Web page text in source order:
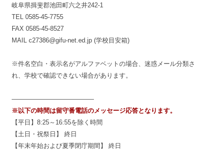
岐阜県揖斐郡池田町六之井242-1
TEL 0585-45-7755
FAX 0585-45-8527
MAIL c27386@gifu-net.ed.jp (学校目安箱)
※件名空白・表示名がアルファベットの場合、迷惑メール分類さ
れ、学校で確認できない場合があります。
—————————————
※以下の時間は留守番電話のメッセージ応答となります。
【平日】8:25～16:55を除く時間
【土日・祝祭日】 終日
【年末年始および夏季閉庁期間】 終日